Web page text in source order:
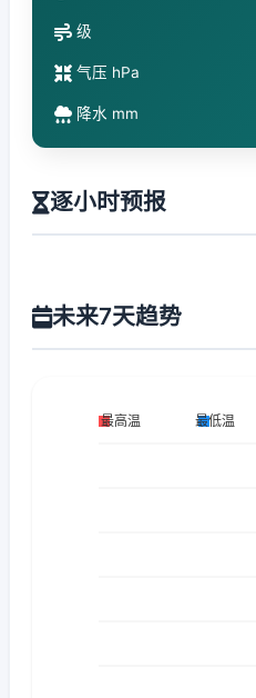
级
气压 hPa
降水 mm
逐小时预报
未来7天趋势